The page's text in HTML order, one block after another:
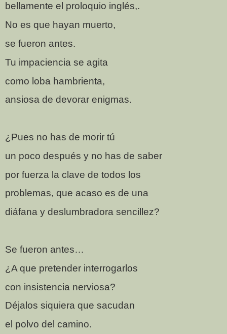
bellamente el proloquio inglés,.
No es que hayan muerto,
se fueron antes.
Tu impaciencia se agita
como loba hambrienta,
ansiosa de devorar enigmas.
¿Pues no has de morir tú
un poco después y no has de saber
por fuerza la clave de todos los
problemas, que acaso es de una
diáfana y deslumbradora sencillez?
Se fueron antes…
¿A que pretender interrogarlos
con insistencia nerviosa?
Déjalos siquiera que sacudan
el polvo del camino.